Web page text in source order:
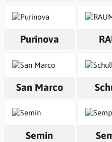
Purinova
San Marco
Semin